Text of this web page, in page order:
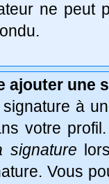
ne peut
ajouter une
à
votre
signature
Vous